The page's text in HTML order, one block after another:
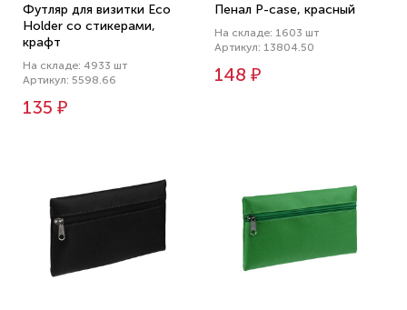
Футляр для визитки Eco
Holder со стикерами,
крафт
На складе: 4933 шт
Артикул: 5598.66
135 ₽
Пенал P-case, красный
На складе: 1603 шт
Артикул: 13804.50
148 ₽